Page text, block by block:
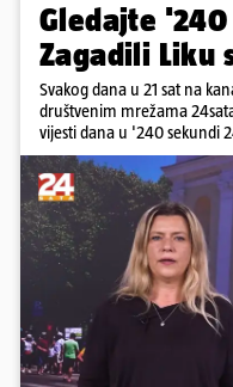
Gledajte
Zagadili Liku
Svakog dana u 21 sat na
društvenim mrežama
vijesti dana u '240 sekundi
Krnetić: Lika teško
poginulih u nesreći u
Žabna, Borba za život
otkaz...